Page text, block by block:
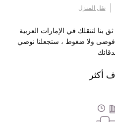
نقل المنزل
بنا لتنقلك في الإمارات العربية
فوضى ولا ضغوط ، ستجعلنا نوصي